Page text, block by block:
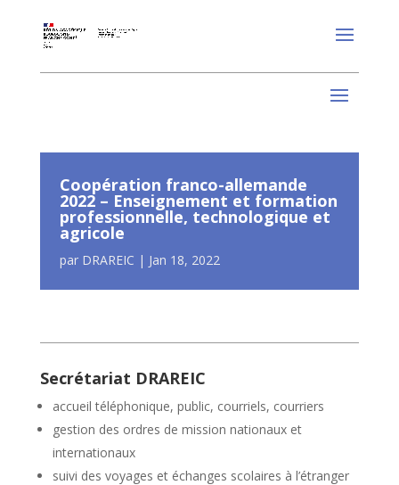
Coopération franco-allemande
2022 – Enseignement et formation
professionnelle, technologique et
agricole
par DRAREIC | Jan 18, 2022
Secrétariat DRAREIC
accueil téléphonique, public, courriels, courriers
gestion des ordres de mission nationaux et
internationaux
suivi des voyages et échanges scolaires à l’étranger